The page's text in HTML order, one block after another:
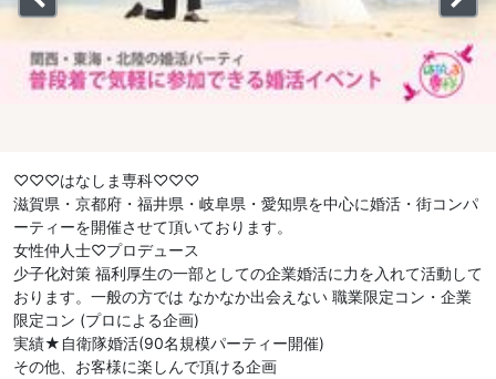
♡♡♡はなしま専科♡♡♡
滋賀県・京都府・福井県・岐阜県・愛知県を中心に婚活・街コンパ
ーティーを開催させて頂いております。
女性仲人士♡プロデュース
少子化対策 福利厚生の一部としての企業婚活に力を入れて活動して
おります。一般の方では なかなか出会えない 職業限定コン・企業
限定コン (プロによる企画)
実績★自衛隊婚活(90名規模パーティー開催)
その他、お客様に楽しんで頂ける企画